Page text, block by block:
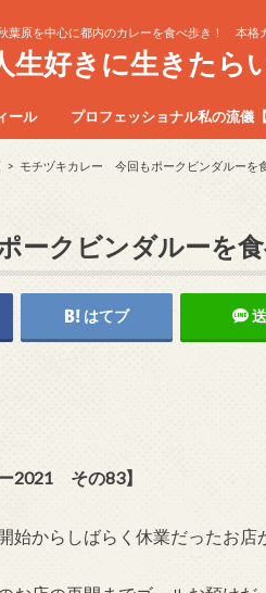
葉原を中心に都内のカレーを食べ歩き！ 本格
好きに生きたら
ール プロフェッショナル私の流儀
モチヅキカレー 今回もポークビンダルーを
クビンダルーを
はてブ
2021 その83】
始からしばらく休業だったお店